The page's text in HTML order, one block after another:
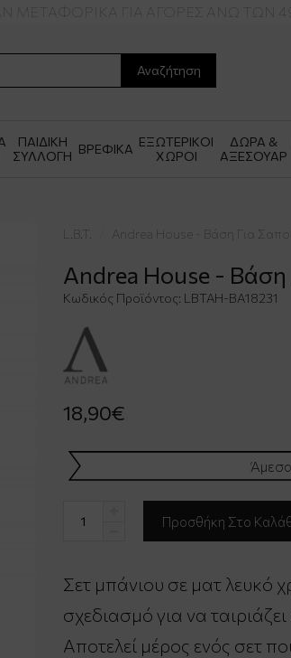
ΜΕΤΑΦΟΡΙΚΑ ΓΙΑ ΑΓΟΡΕΣ ΑΝΩ ΤΩΝ 49€
Αναζήτηση
ΠΑΙΔΙΚΗ
ΣΥΛΛΟΓΗ ΒΡΕΦΙΚΑ ΕΞΩΤΕΡΙΚΟΙ
ΧΩΡΟΙ
ΔΩΡΑ &
ΑΞΕΣΟΥΑΡ
L.B.T. Andrea House - Βάση Για
Andrea House - Βάση
Κωδικός Προϊόντος: LBTAH-BA18231
18,90€
Σετ μπάνιου σε ματ λευκό
σχεδιασμό για να
Αποτελεί μέρος ενός σετ